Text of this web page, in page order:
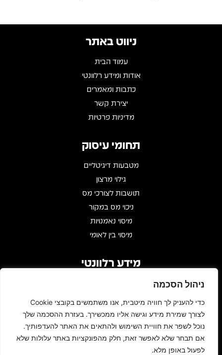
ניהול הסכמה
כדי להעניק לך חוויה מיטבית, אנו משתמשים בקובצי Cookie
לצורך שמירת מידע וגישה אליו ממכשירך. בעזרת ההסכמה שלך
נוכל לשפר את חוויית השימוש ולהתאים את האתר להעדפותיך.
אם תבחר שלא לאפשר זאת, חלק מהפונקציות באתר עלולות שלא
לפעול באופן מלא.
ניווט באתר
עמוד הבית
אודות ומידע רלוונטי
כתבות ומאמרים
יצירת קשר
מדיניות פרטיות
תחומי עיסוק
מטבעות דיגיטליים
גילוי מרצון
תושבות לצורכי מס
ניכוי מס במקור
מיסוי נאמנויות
מיסוי בין לאומי
מידע רלוונטי
שעות פעילות : 09:00 - 17:00
Gidi@bar-zakay.co.il
03-6960010
F